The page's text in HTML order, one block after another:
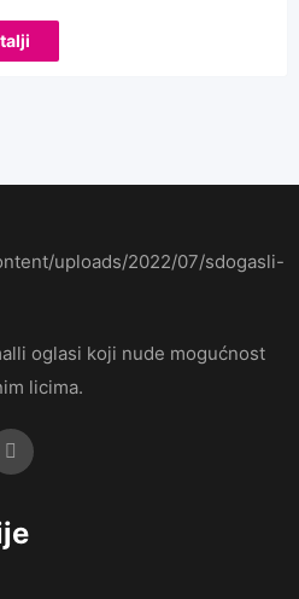
oglasi koji nude mogućnost
licima.